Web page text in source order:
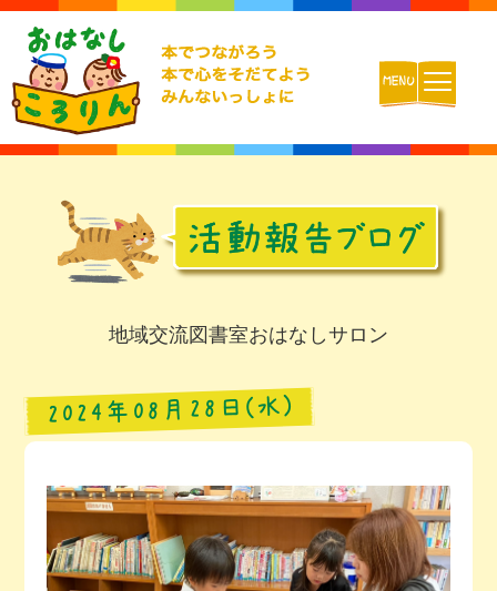
おはなしころりんとは
活動報告ブログ
今月の予定
地域交流図書室おはなしサロン
2024年08月28日(水)